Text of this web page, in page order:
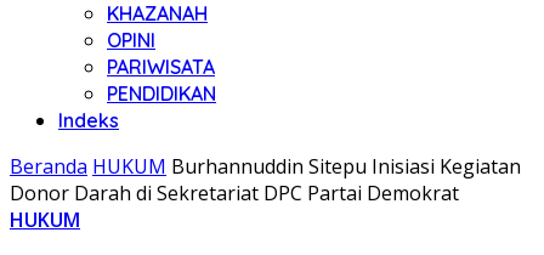
KHAZANAH
OPINI
PARIWISATA
PENDIDIKAN
Indeks
Beranda HUKUM Burhannuddin Sitepu Inisiasi Kegiatan
Donor Darah di Sekretariat DPC Partai Demokrat
HUKUM